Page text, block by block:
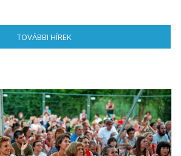
TOVÁBBI HÍREK